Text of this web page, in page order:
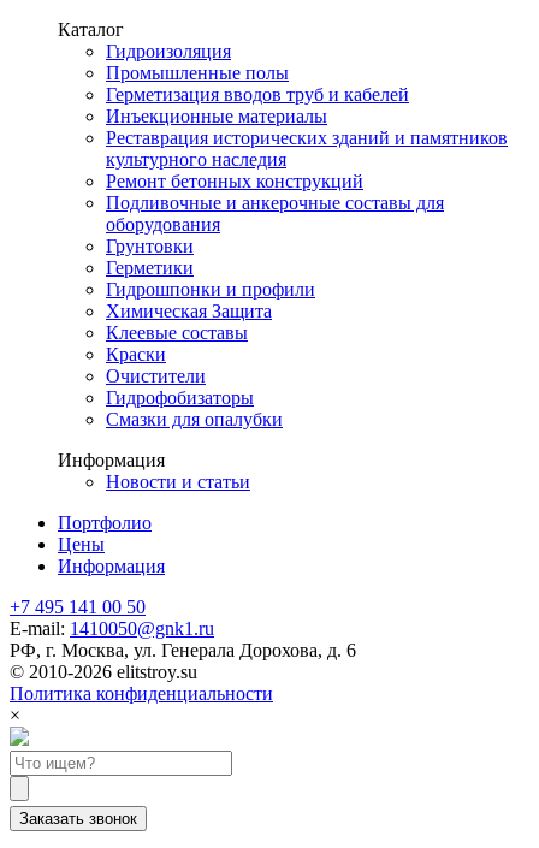
Каталог
Гидроизоляция
Промышленные полы
Герметизация вводов труб и кабелей
Инъекционные материалы
Реставрация исторических зданий и памятников
культурного наследия
Ремонт бетонных конструкций
Подливочные и анкерочные составы для
оборудования
Грунтовки
Герметики
Гидрошпонки и профили
Химическая Защита
Клеевые составы
Краски
Очистители
Гидрофобизаторы
Смазки для опалубки
Информация
Новости и статьи
Портфолио
Цены
Информация
+7 495 141 00 50
E-mail: 1410050@gnk1.ru
РФ, г. Москва, ул. Генерала Дорохова, д. 6
© 2010-2026 elitstroy.su
Политика конфиденциальности
×
Заказать звонок